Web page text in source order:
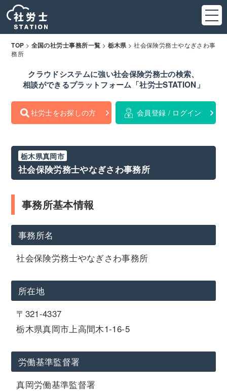
TOP > 全国の社労士事務所一覧 > 栃木県 >社会保険労務士やなぎさわ事
務所
クラウドシステムに強い社会保険労務士の検索、
相談ができるプラットフォーム「社労士STATION」
社労士をお探しの方 会員登録 / ログイン
栃木県真岡市
社会保険労務士やなぎさわ事務所
事務所基本情報
事務所名
社会保険労務士やなぎさわ事務所
所在地
〒321-4337
栃木県真岡市上高間木1-16-5
労働基準監督署
真岡労働基準監督署